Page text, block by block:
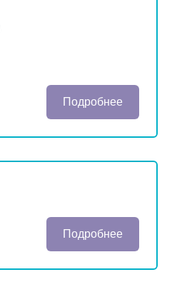
Подробнее
Подробнее